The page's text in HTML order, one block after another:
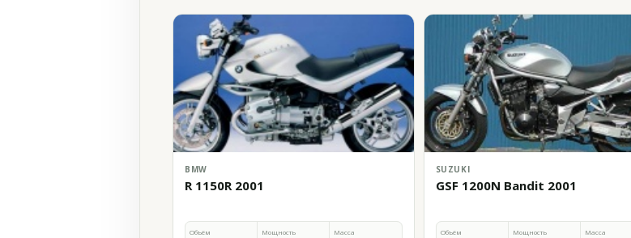
BMW
R 1150R 2001
Объём Мощность Масса
SUZUKI
GSF 1200N Bandit 2001
Объём Мощность Масса